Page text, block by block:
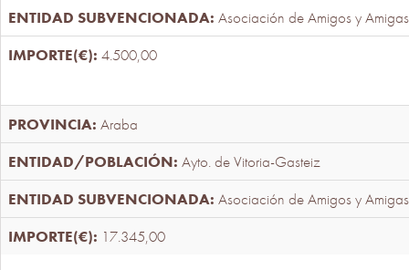
Asociación de Amigos y
4.500,00
Araba
Ayto. de Vitoria-Gasteiz
Asociación de Amigos y
17.345,00